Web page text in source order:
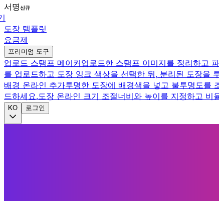
서명신규
도장 템플릿
요금제
프리미엄 도구
업로드 스탬프 메이커업로드한 스탬프 이미지를 정리하고
를 업로드하고 도장 잉크 색상을 선택한 뒤, 분리된 도장을
배경 온라인 추가투명한 도장에 배경색을 넣고 불투명도를
드하세요.도장 온라인 크기 조절너비와 높이를 지정하고 비
KO 로그인